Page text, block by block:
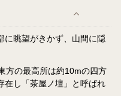
に眺望がきかず、山間に隠
方の最高所は約10mの四方
在し「茶屋ノ壇」と呼ばれ